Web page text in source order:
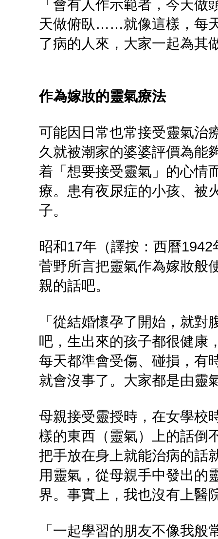
「會有人作示範者，今天
天做俯臥……就像這樣，每
了病的人來，大家一起為其
作為嫁妝的靈氣療法
可能因日常也常接受靈氣治
久就被潮家的婆婆評價為能
着「想要接受靈氣」的心情
療。患有夜尿症的小孩、被
子。
昭和17年（譯按：西曆
菅野所言把靈氣作為嫁妝般
親的話吧。
「從結婚懷孕了開始，就
吧，生出來的孩子都很健康
每天都準會受傷、碰損，有
就會沒事了。大家都是由靈
母親接受靈授時，在女學校
樣的東西（靈氣）上的話倒
把手放在身上就能治病的話
用靈氣，從母親手中發出的
界。事實上，我也沒有上醫
「一起學習的朋友不像我